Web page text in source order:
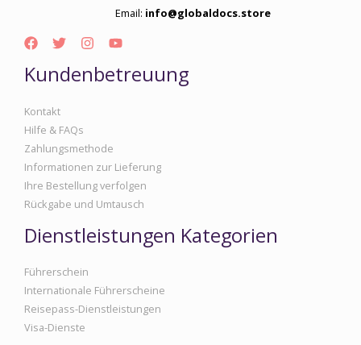
Email: info@globaldocs.store
Kundenbetreuung
Kontakt
Hilfe & FAQs
Zahlungsmethode
Informationen zur Lieferung
Ihre Bestellung verfolgen
Rückgabe und Umtausch
Dienstleistungen Kategorien
Führerschein
Internationale Führerscheine
Reisepass-Dienstleistungen
Visa-Dienste